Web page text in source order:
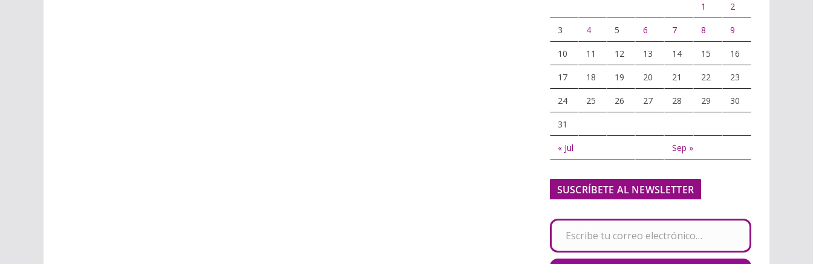
1 2
3 4 5 6 7 8 9
10 11 12 13 14 15 16
17 18 19 20 21 22 23
24 25 26 27 28 29 30
31
« Jul Sep »
SUSCRÍBETE AL NEWSLETTER
Escribe tu correo electrónico…